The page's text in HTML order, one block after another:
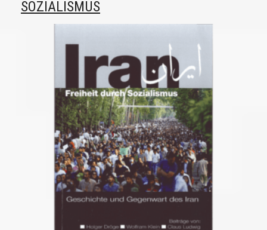
SOZIALISMUS